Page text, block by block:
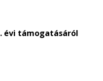
évi támogatásáról